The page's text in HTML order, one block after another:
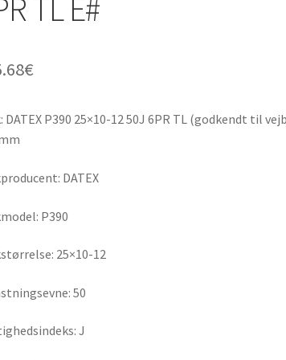
TL E#
€
DATEX P390 25×10-12 50J 6PR TL (godkendt til
DATEX
P390
25×10-12
50
J